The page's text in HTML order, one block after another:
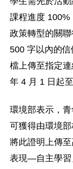
課程進度 100%
政策轉型的關
500 字以內的
檔上傳至指定
年 4 月 1 日起
環境部表示，
可獲得由環境
將此證明上傳
表現—自主學習